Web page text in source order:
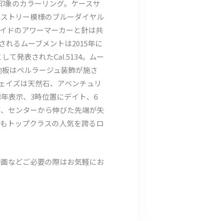
象のカラーリング。ケースサ
トリー模様のブルーダイヤル
ドのアワーマーカーと針は共
れるムーブメントは2015年に
て発表されたCal.5134。ムー
はペルラージュ装飾が施さ
イズは天然石、アベンチュリ
表示、3時位置にデイト、6
センターから伸びた先端が矢
トップクラスの人気を誇るロ
などご必要の際はお気軽にお